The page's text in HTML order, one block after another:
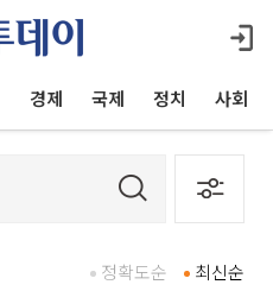
경제 국제 정치 사회
최신순
정확도순